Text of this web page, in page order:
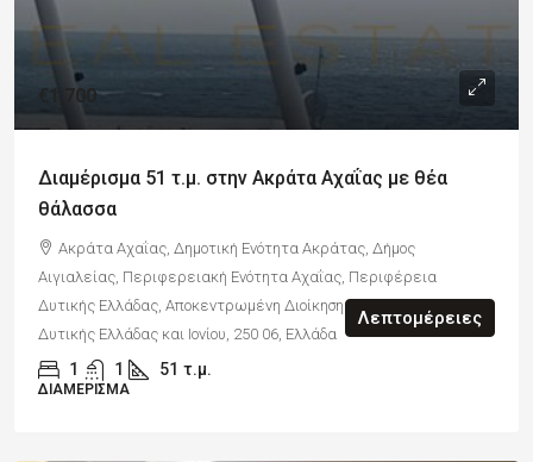
€1,700
Διαμέρισμα 51 τ.μ. στην Ακράτα Αχαΐας με θέα
θάλασσα
Ακράτα Αχαΐας, Δημοτική Ενότητα Ακράτας, Δήμος
Αιγιαλείας, Περιφερειακή Ενότητα Αχαΐας, Περιφέρεια
Δυτικής Ελλάδας, Αποκεντρωμένη Διοίκηση Πελοποννήσου,
Δυτικής Ελλάδας και Ιονίου, 250 06, Ελλάδα
1 1 51 τ.μ.
ΔΙΑΜΈΡΙΣΜΑ
Λεπτομέρειες